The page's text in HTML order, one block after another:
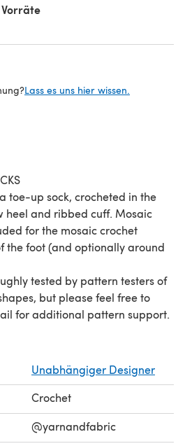
Lass es uns hier wissen.
toe-up sock, crocheted in the
heel and ribbed cuff. Mosaic
for the mosaic crochet
the foot (and optionally around
tested by pattern testers of
but please feel free to
for additional pattern support.
Unabhängiger Designer
Crochet
@yarnandfabric